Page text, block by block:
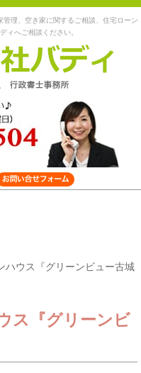
管理、空き家に関するご相談、住宅ローン
ィへご相談ください。
ハウス『グリーンビュー古城
ス『グリーンビ